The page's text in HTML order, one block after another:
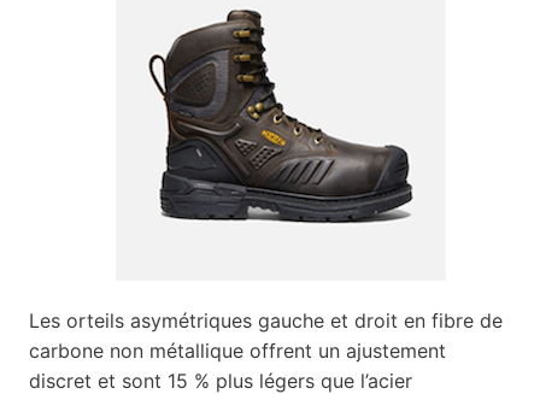
Les orteils asymétriques gauche et droit en fibre de
carbone non métallique offrent un ajustement
discret et sont 15 % plus légers que l’acier